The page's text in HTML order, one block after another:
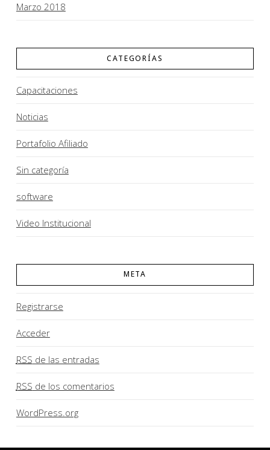
Marzo 2018
CATEGORÍAS
Capacitaciones
Noticias
Portafolio Afiliado
Sin categoría
software
Video Institucional
META
Registrarse
Acceder
RSS de las entradas
RSS de los comentarios
WordPress.org